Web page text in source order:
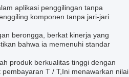
aplikasi penggilingan tanpa
komponen tanpa jari-jari
berongga, berkat kinerja yang
bahwa ia memenuhi standar
produk berkualitas tinggi dengan
T / T,Ini menawarkan nilai